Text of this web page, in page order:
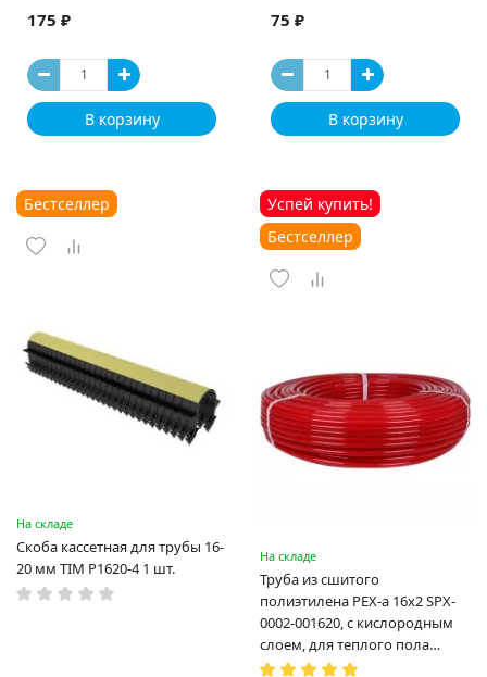
175 ₽
В корзину
75 ₽
В корзину
Бестселлер
На складе
Скоба кассетная для трубы 16-
20 мм TIM P1620-4 1 шт.
Успей купить!
Бестселлер
На складе
Труба из сшитого
полиэтилена PEX-a 16х2 SPX-
0002-001620, с кислородным
слоем, для теплого пола
(Испания)